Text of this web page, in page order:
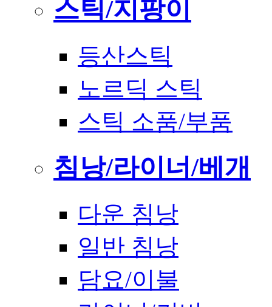
스틱/지팡이
등산스틱
노르딕 스틱
스틱 소품/부품
침낭/라이너/베개
다운 침낭
일반 침낭
담요/이불